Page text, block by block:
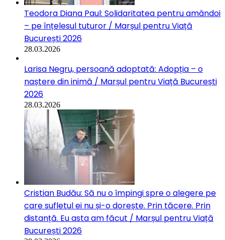
Teodora Diana Paul: Solidaritatea pentru amândoi
– pe înțelesul tuturor / Marșul pentru Viață
București 2026
28.03.2026
Larisa Negru, persoană adoptată: Adopția – o
naștere din inimă / Marșul pentru Viață București
2026
28.03.2026
Cristian Budău: Să nu o împingi spre o alegere pe
care sufletul ei nu și-o dorește. Prin tăcere. Prin
distanță. Eu asta am făcut / Marșul pentru Viață
București 2026